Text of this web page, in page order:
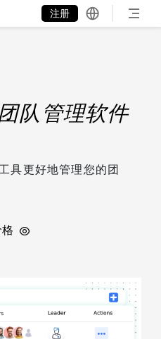
注册
队管理软件
具更好地管理您的团